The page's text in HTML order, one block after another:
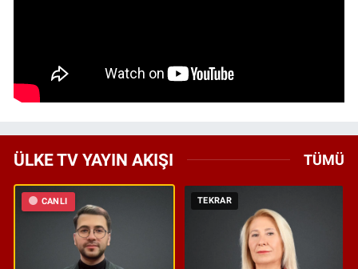
ÜLKE TV YAYIN AKIŞI TÜMÜ
CANLI TEKRAR